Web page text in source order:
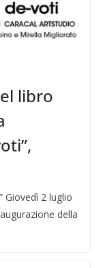
libro
Giovedì 2 luglio
della